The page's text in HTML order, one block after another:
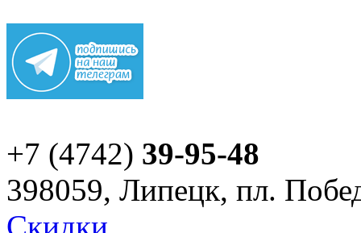
+7 (4742) 39-95-48
398059, Липецк, пл.